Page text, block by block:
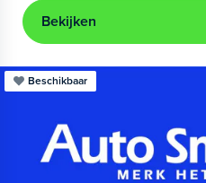
Bekijken
Beschikbaar